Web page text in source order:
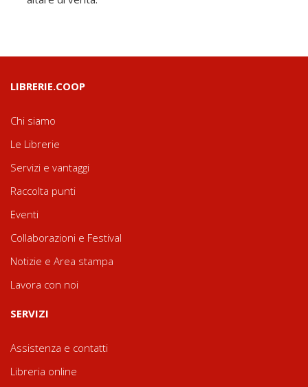
LIBRERIE.COOP
Chi siamo
Le Librerie
Servizi e vantaggi
Raccolta punti
Eventi
Collaborazioni e Festival
Notizie e Area stampa
Lavora con noi
SERVIZI
Assistenza e contatti
Libreria online